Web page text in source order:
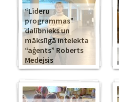
“Līderu
programmas”
dalībnieks un
mākslīgā intelekta
“aģents” Roberts
Medejsis